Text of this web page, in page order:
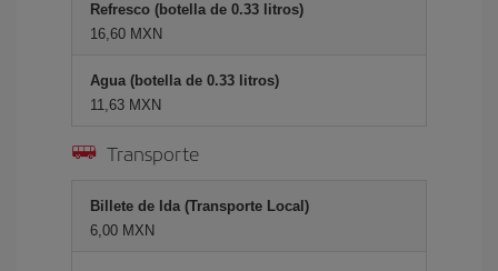
Refresco (botella de 0.33 litros)
16,60 MXN
Agua (botella de 0.33 litros)
11,63 MXN
Transporte
Billete de Ida (Transporte Local)
6,00 MXN